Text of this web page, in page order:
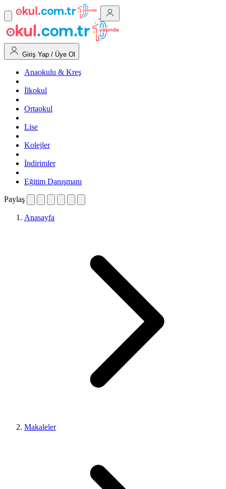
Giriş Yap / Üye Ol
Anaokulu & Kreş
İlkokul
Ortaokul
Lise
Kolejler
İndirimler
Eğitim Danışmanı
Paylaş
Anasayfa
Makaleler